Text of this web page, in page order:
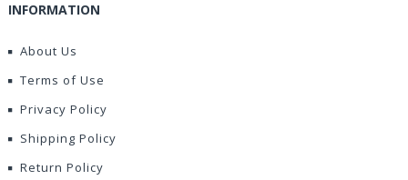
INFORMATION
About Us
Terms of Use
Privacy Policy
Shipping Policy
Return Policy